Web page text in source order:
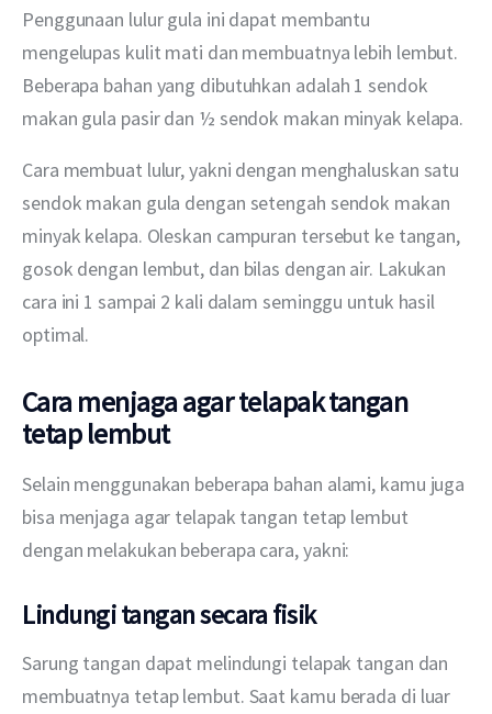
Penggunaan lulur gula ini dapat membantu
mengelupas kulit mati dan membuatnya lebih lembut.
Beberapa bahan yang dibutuhkan adalah 1 sendok
makan gula pasir dan ½ sendok makan minyak kelapa.
Cara membuat lulur, yakni dengan menghaluskan satu
sendok makan gula dengan setengah sendok makan
minyak kelapa. Oleskan campuran tersebut ke tangan,
gosok dengan lembut, dan bilas dengan air. Lakukan
cara ini 1 sampai 2 kali dalam seminggu untuk hasil
optimal.
Cara menjaga agar telapak tangan
tetap lembut
Selain menggunakan beberapa bahan alami, kamu juga
bisa menjaga agar telapak tangan tetap lembut
dengan melakukan beberapa cara, yakni:
Lindungi tangan secara fisik
Sarung tangan dapat melindungi telapak tangan dan
membuatnya tetap lembut. Saat kamu berada di luar